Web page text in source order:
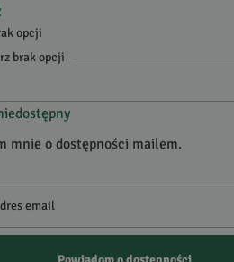
opcji
brak opcji
mnie o dostępności mailem.
email